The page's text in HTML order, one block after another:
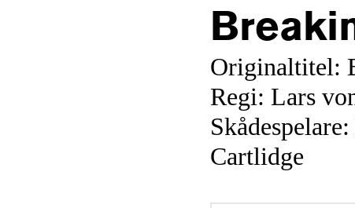
Originaltitel:
Regi: Lars
Cartlidge